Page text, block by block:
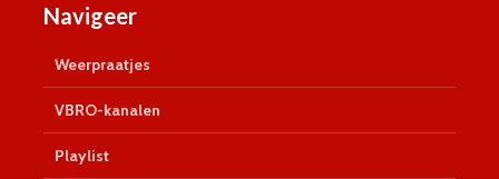
Navigeer
Weerpraatjes
VBRO-kanalen
Playlist